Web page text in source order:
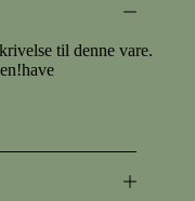
til denne vare.